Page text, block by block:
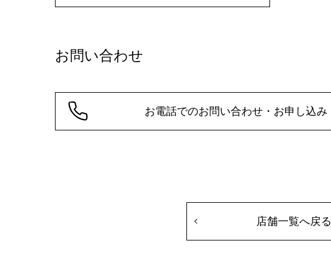
お問い合わせ
お電話でのお問い合わせ・お申し込み
店舗一覧へ戻る